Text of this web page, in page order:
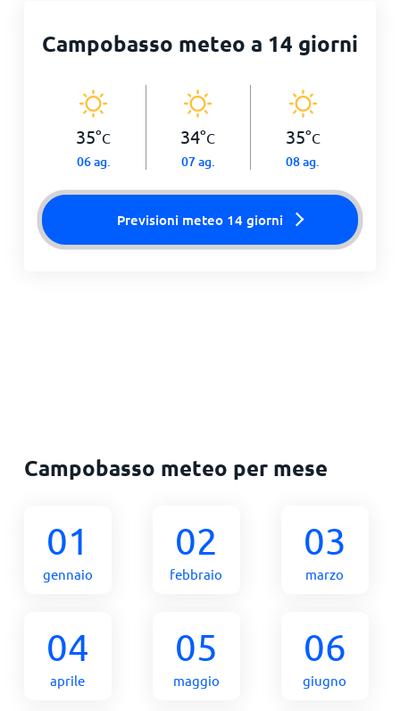
Campobasso meteo a 14 giorni
35°C
06 ag.
34°C
07 ag.
35°C
08 ag.
Previsioni meteo 14 giorni
Campobasso meteo per mese
01
gennaio
02
febbraio
03
marzo
04
aprile
05
maggio
06
giugno